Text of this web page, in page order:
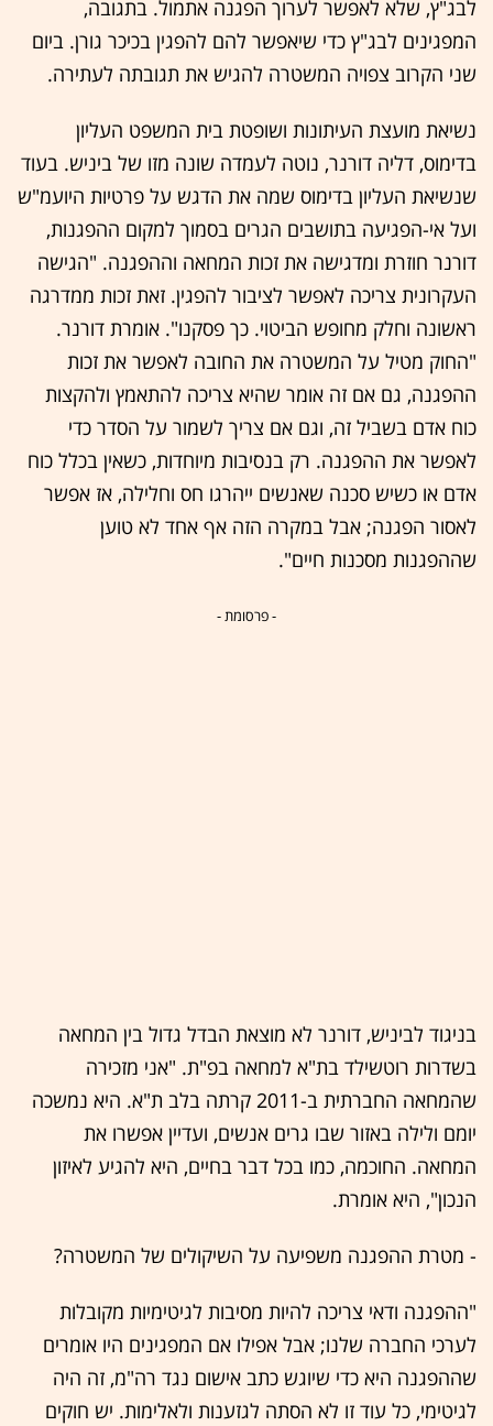
לבג"ץ, שלא לאפשר לערוך הפגנה אתמול. בתגובה,
המפגינים לבג"ץ כדי שיאפשר להם להפגין בכיכר גורן. ביום
שני הקרוב צפויה המשטרה להגיש את תגובתה לעתירה.
נשיאת מועצת העיתונות ושופטת בית המשפט העליון
בדימוס, דליה דורנר, נוטה לעמדה שונה מזו של ביניש. בעוד
שנשיאת העליון בדימוס שמה את הדגש על פרטיות היועמ"ש
ועל אי-הפגיעה בתושבים הגרים בסמוך למקום ההפגנות,
דורנר חוזרת ומדגישה את זכות המחאה וההפגנה. "הגישה
העקרונית צריכה לאפשר לציבור להפגין. זאת זכות ממדרגה
ראשונה וחלק מחופש הביטוי. כך פסקנו". אומרת דורנר.
"החוק מטיל על המשטרה את החובה לאפשר את זכות
ההפגנה, גם אם זה אומר שהיא צריכה להתאמץ ולהקצות
כוח אדם בשביל זה, וגם אם צריך לשמור על הסדר כדי
לאפשר את ההפגנה. רק בנסיבות מיוחדות, כשאין בכלל כוח
אדם או כשיש סכנה שאנשים ייהרגו חס וחלילה, אז אפשר
לאסור הפגנה; אבל במקרה הזה אף אחד לא טוען
שההפגנות מסכנות חיים".
- פרסומת -
בניגוד לביניש, דורנר לא מוצאת הבדל גדול בין המחאה
בשדרות רוטשילד בת"א למחאה בפ"ת. "אני מזכירה
שהמחאה החברתית ב-2011 קרתה בלב ת"א. היא נמשכה
יומם ולילה באזור שבו גרים אנשים, ועדיין אפשרו את
המחאה. החוכמה, כמו בכל דבר בחיים, היא להגיע לאיזון
הנכון", היא אומרת.
- מטרת ההפגנה משפיעה על השיקולים של המשטרה?
"ההפגנה ודאי צריכה להיות מסיבות לגיטימיות מקובלות
לערכי החברה שלנו; אבל אפילו אם המפגינים היו אומרים
שההפגנה היא כדי שיוגש כתב אישום נגד רה"מ, זה היה
לגיטימי, כל עוד זו לא הסתה לגזענות ולאלימות. יש חוקים